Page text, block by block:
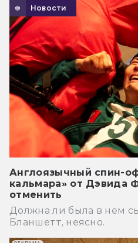
Новости
Англоязычный спин-
кальмара» от Дэвида
отменить
Должна ли была в нем
Бланшетт, неясно.